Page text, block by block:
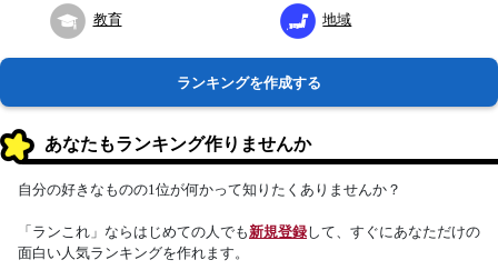
教育 地域
ランキングを作成する
あなたもランキング作りませんか
自分の好きなものの1位が何かって知りたくありませんか？
「ランこれ」ならはじめての人でも新規登録して、すぐにあなただけの
面白い人気ランキングを作れます。